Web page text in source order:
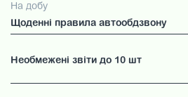
На добу
Щоденні правила автообдзвону
Необмежені звіти до 10 шт